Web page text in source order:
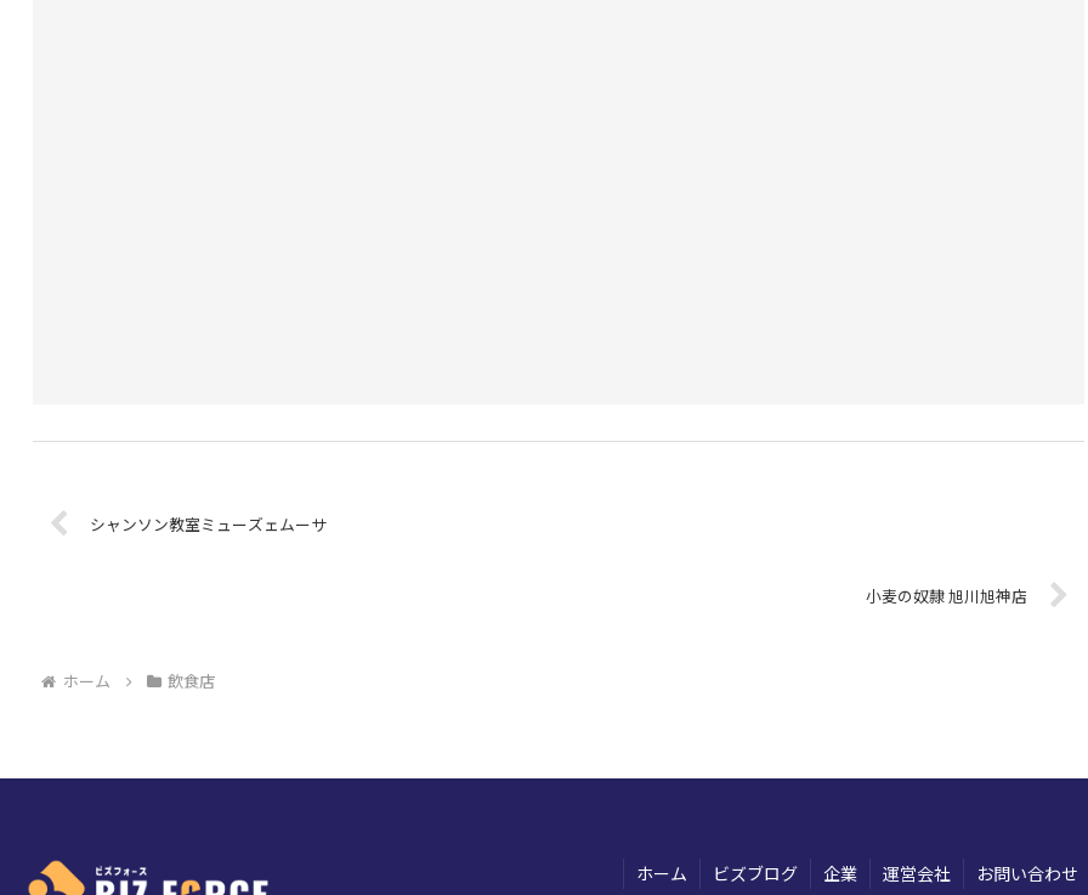
シャンソン教室ミューズェムーサ
小麦の奴隷 旭川旭神店
ホーム 飲食店
ホーム ビズブログ 企業 運営会社 お問い合わせ